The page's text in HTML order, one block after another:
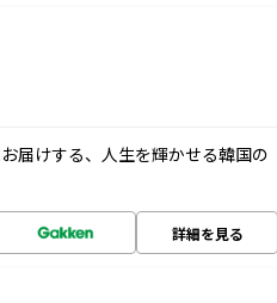
届けする、人生を輝かせる韓国の
詳細を見る